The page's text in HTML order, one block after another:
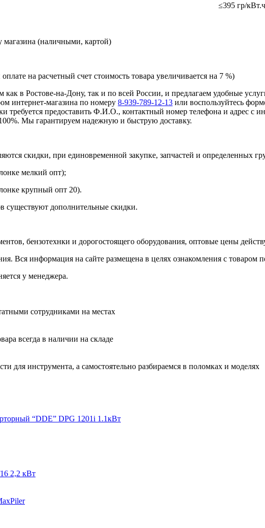
≤395 гр/кВт.ч
магазина (наличными, картой)
на расчетный счет стоимость товара увеличивается на 7 %)
как в Ростове-на-Дону, так и по всей России, и предлагаем удобные
интернет-магазина по номеру 8-939-789-12-13 или воспользуйтесь
требуется предоставить Ф.И.О., контактный номер телефона и адрес с
Мы гарантируем надежную и быструю доставку.
скидки, при единовременной закупке, запчастей и определенных
мелкий опт);
крупный опт 20).
существуют дополнительные скидки.
бензотехнки и дорогостоящего оборудования, оптовые цены
Вся информация на сайте размещена в целях ознакомления с
у менеджера.
сотрудниками на местах
всегда в наличии на складе
для инструмента, а самостоятельно разбираемся в поломках и моделях
“DDE” DPG 1201i 1.1кВт
2,2 кВт